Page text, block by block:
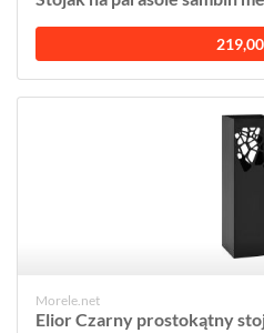
Morele.net
Elior Czarny prostokątny